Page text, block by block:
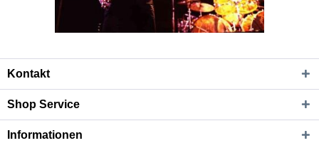
Kontakt
Shop Service
Informationen